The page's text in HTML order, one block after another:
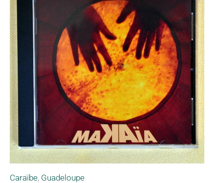
Caraïbe, Guadeloupe